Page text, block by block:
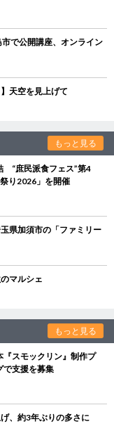
で公開講座、オンライン
天空を見上げて
もっと見る
“庶民派食フェス”第4
り2026」を開催
県加須市の「ファミリー
マルシェ
もっと見る
『スモックリン』制作プ
支援を募集
、約3年ぶりの多さに